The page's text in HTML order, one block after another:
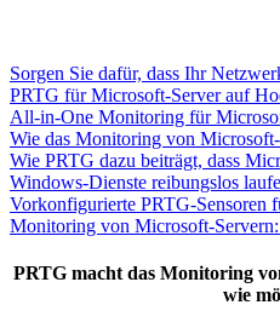
Sorgen Sie dafür, dass Ihr
PRTG für Microsoft-Server auf
All-in-One Monitoring für
Wie das Monitoring von
Wie PRTG dazu beiträgt, dass
Windows-Dienste reibungslos
Vorkonfigurierte PRTG-Sensoren
Monitoring von Microsoft-
PRTG macht das Monitoring
wie